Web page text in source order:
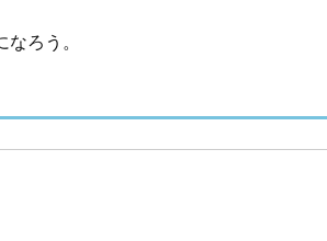
ろう。